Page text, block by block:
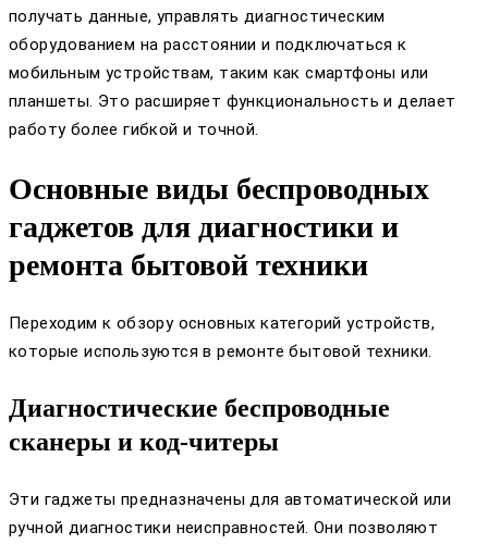
получать данные, управлять диагностическим
оборудованием на расстоянии и подключаться к
мобильным устройствам, таким как смартфоны или
планшеты. Это расширяет функциональность и делает
работу более гибкой и точной.
Основные виды беспроводных
гаджетов для диагностики и
ремонта бытовой техники
Переходим к обзору основных категорий устройств,
которые используются в ремонте бытовой техники.
Диагностические беспроводные
сканеры и код-читеры
Эти гаджеты предназначены для автоматической или
ручной диагностики неисправностей. Они позволяют